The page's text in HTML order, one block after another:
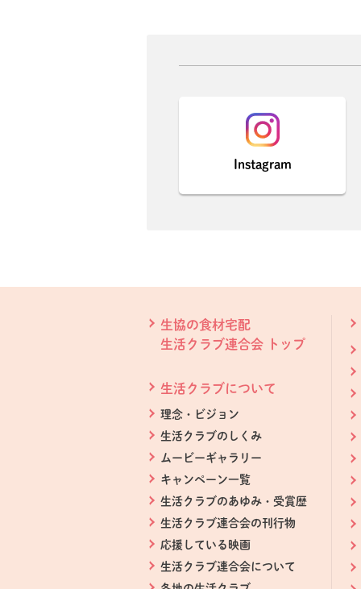
Instagram
生協の食材宅配
生活クラブ連合会 トップ
生活クラブについて
理念・ビジョン
生活クラブのしくみ
ムービーギャラリー
キャンペーン一覧
生活クラブのあゆみ・受賞歴
生活クラブ連合会の刊行物
応援している映画
生活クラブ連合会について